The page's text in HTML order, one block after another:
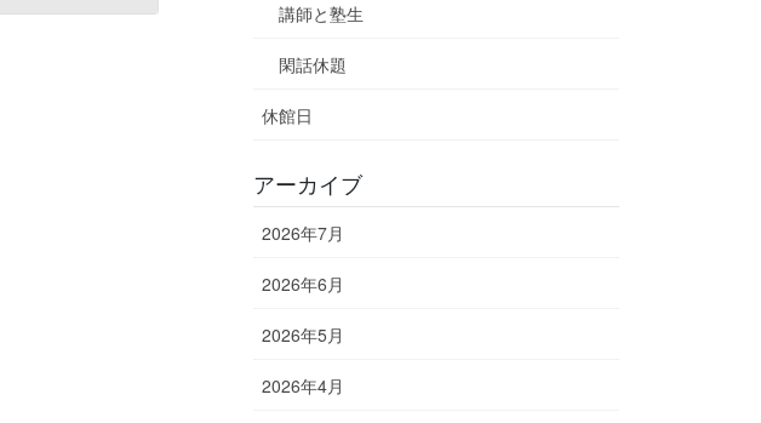
講師と塾生
閑話休題
休館日
アーカイブ
2026年7月
2026年6月
2026年5月
2026年4月